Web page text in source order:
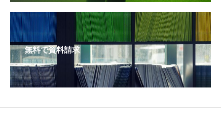
無料で資料請求